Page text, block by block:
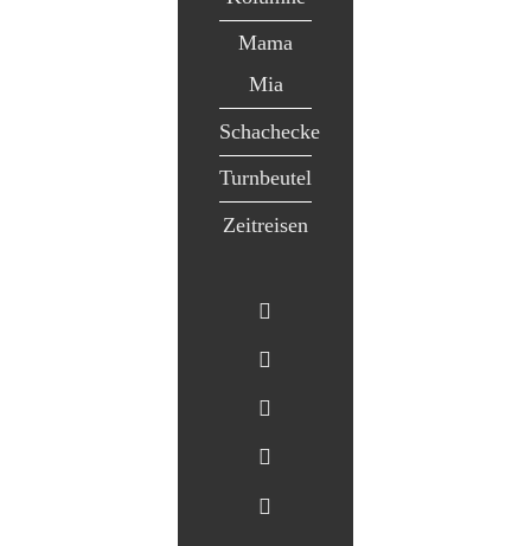
Mama
Mia
Schachecke
Turnbeutel
Zeitreisen